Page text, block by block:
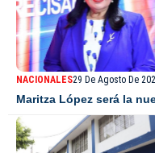
NACIONALES29 De Agosto De
Maritza López será la